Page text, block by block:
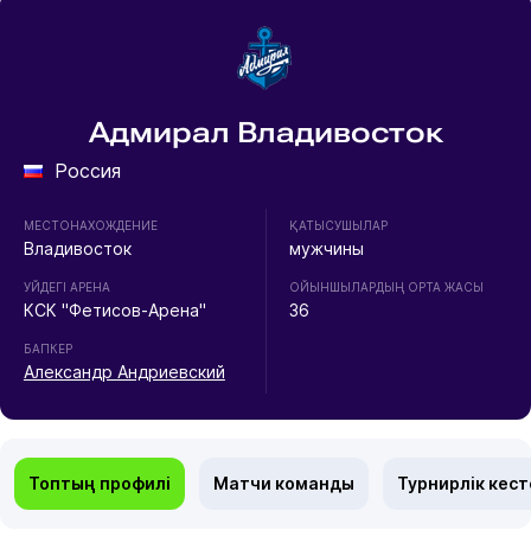
Адмирал Владивосток
Россия
МЕСТОНАХОЖДЕНИЕ
Владивосток
УЙДЕГІ АРЕНА
КСК "Фетисов-Арена"
БАПКЕР
Александр Андриевский
ҚАТЫСУШЫЛАР
мужчины
ОЙЫНШЫЛАРДЫҢ ОРТА ЖАСЫ
36
Топтың профилі Матчи команды Турнирлік